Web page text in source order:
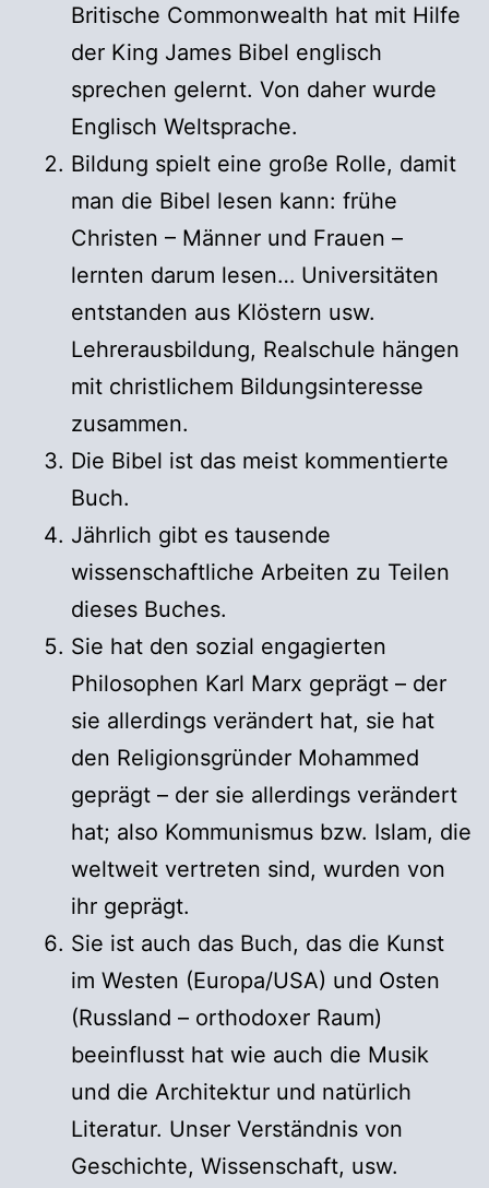
Britische Commonwealth hat mit Hilfe
der King James Bibel englisch
sprechen gelernt. Von daher wurde
Englisch Weltsprache.
Bildung spielt eine große Rolle, damit
man die Bibel lesen kann: frühe
Christen – Männer und Frauen –
lernten darum lesen… Universitäten
entstanden aus Klöstern usw.
Lehrerausbildung, Realschule hängen
mit christlichem Bildungsinteresse
zusammen.
Die Bibel ist das meist kommentierte
Buch.
Jährlich gibt es tausende
wissenschaftliche Arbeiten zu Teilen
dieses Buches.
Sie hat den sozial engagierten
Philosophen Karl Marx geprägt – der
sie allerdings verändert hat, sie hat
den Religionsgründer Mohammed
geprägt – der sie allerdings verändert
hat; also Kommunismus bzw. Islam, die
weltweit vertreten sind, wurden von
ihr geprägt.
Sie ist auch das Buch, das die Kunst
im Westen (Europa/USA) und Osten
(Russland – orthodoxer Raum)
beeinflusst hat wie auch die Musik
und die Architektur und natürlich
Literatur. Unser Verständnis von
Geschichte, Wissenschaft, usw.